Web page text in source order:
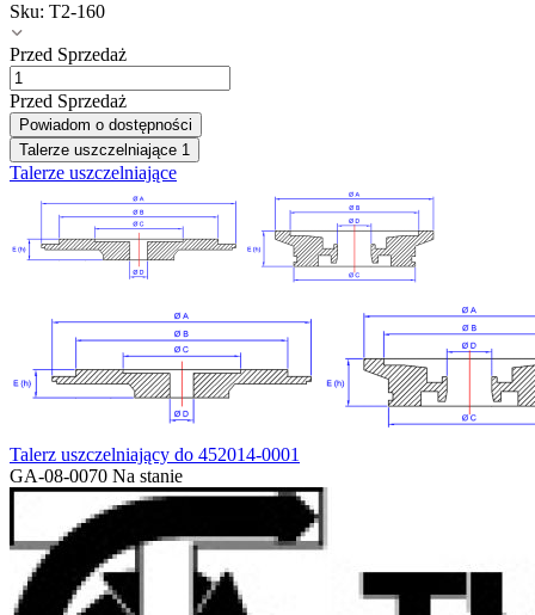
Sku: T2-160
Przed Sprzedaż
Przed Sprzedaż
Powiadom o dostępności
Talerze uszczelniające 1
Talerze uszczelniające
Talerz uszczelniający do 452014-0001
GA-08-0070 Na stanie